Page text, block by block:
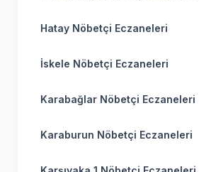
Hatay Nöbetçi Eczaneleri
İskele Nöbetçi Eczaneleri
Karabağlar Nöbetçi Eczaneleri
Karaburun Nöbetçi Eczaneleri